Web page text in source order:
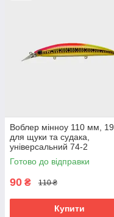
Воблер мінноу 110 мм, 19
для щуки та судака,
універсальний 74-2
Готово до відправки
90 ₴ 110 ₴
Купити